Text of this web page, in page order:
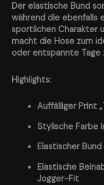
Der elastische Bund
während die ebenfalls
sportlichen Charakter
macht die Hose zum
oder entspannte Tage
Highlights:
Auffälliger Print
Stylische Farbe
Elastischer
Elastische
Jogger-Fit